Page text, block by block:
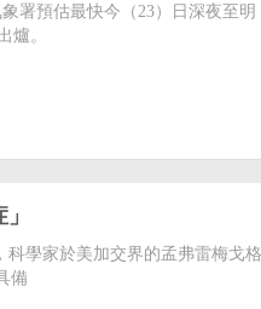
署預估最快今（23）日深夜至明
爐。
學家於美加交界的孟弗雷梅戈
備